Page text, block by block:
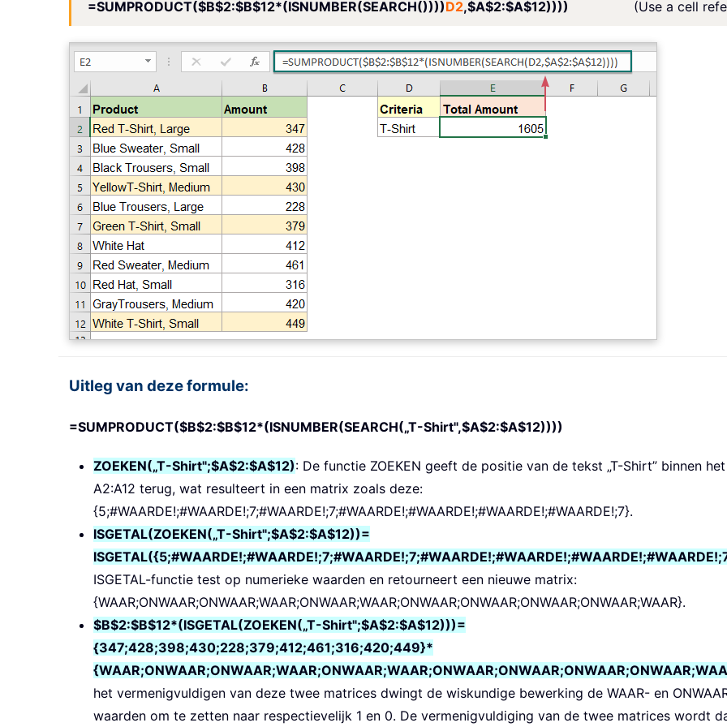
=SUMPRODUCT($B$2:$B$12*(ISNUMBER(SEARCH())))D2,$A$2:$A$12)))) (Use a cell
Uitleg van deze formule:
=SUMPRODUCT($B$2:$B$12*(ISNUMBER(SEARCH(„T-Shirt",$A$2:$A$12))))
ZOEKEN(„T-Shirt";$A$2:$A$12): De functie ZOEKEN geeft de positie van de tekst „T-Shirt” binnen
A2:A12 terug, wat resulteert in een matrix zoals deze:
{5;#WAARDE!;#WAARDE!;7;#WAARDE!;7;#WAARDE!;#WAARDE!;#WAARDE!;#WAARDE!;7}.
ISGETAL(ZOEKEN(„T-Shirt";$A$2:$A$12))=
ISGETAL-functie test op numerieke waarden en retourneert een nieuwe matrix:
{WAAR;ONWAAR;ONWAAR;WAAR;ONWAAR;WAAR;ONWAAR;ONWAAR;ONWAAR;ONWAAR;WAAR}.
$B$2:$B$12*(ISGETAL(ZOEKEN(„T-Shirt";$A$2:$A$12)))=
{347;428;398;430;228;379;412;461;316;420;449}*
het vermenigvuldigen van deze twee matrices dwingt de wiskundige bewerking de WAAR- en
waarden om te zetten naar respectievelijk 1 en 0. De vermenigvuldiging van de twee matrices wordt